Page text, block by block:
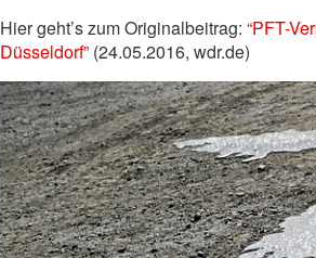
Hier geht’s zum Originalbeitrag: “PFT-
Düsseldorf”(24.05.2016, wdr.de)